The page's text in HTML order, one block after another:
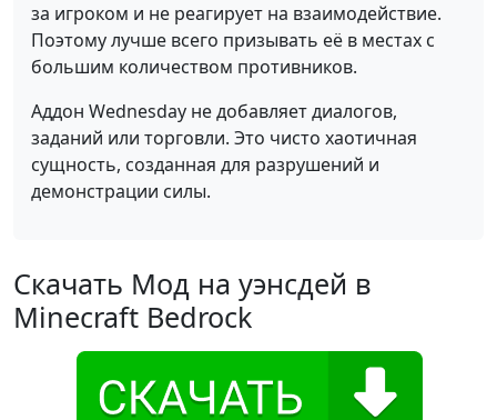
за игроком и не реагирует на взаимодействие.
Поэтому лучше всего призывать её в местах с
большим количеством противников.
Аддон Wednesday не добавляет диалогов,
заданий или торговли. Это чисто хаотичная
сущность, созданная для разрушений и
демонстрации силы.
Скачать Мод на уэнсдей в
Minecraft Bedrock